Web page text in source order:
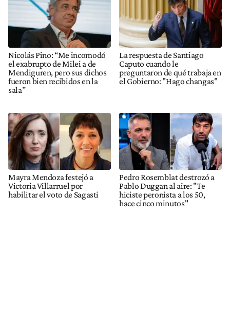
Nicolás Pino: “Me incomodó
el exabrupto de Milei a de
Mendiguren, pero sus dichos
fueron bien recibidos en la
sala”
La respuesta de Santiago
Caputo cuando le
preguntaron de qué trabaja en
el Gobierno: "Hago changas"
Mayra Mendoza festejó a
Victoria Villarruel por
habilitar el voto de Sagasti
Pedro Rosemblat destrozó a
Pablo Duggan al aire: "Te
hiciste peronista a los 50,
hace cinco minutos"